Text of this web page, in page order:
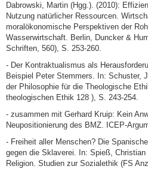
Dabrowski, Martin (Hgg.). (2010):
Nutzung natürlicher Ressourcen.
moralökonomische Perspektiven der
Wasserwirtschaft. Berlin, Duncker &
Schriften, 560), S. 253-260.
- Der Kontraktualismus als
Beispiel Peter Stemmers. In: Schuster,
der Philosophie für die Theologische
theologischen Ethik 128 ), S. 243-254.
- zusammen mit Gerhard Kruip: Kein
Neupositionierung des BMZ. ICEP-
- Freiheit aller Menschen? Die
gegen die Sklaverei. In: Spieß,
Religion. Studien zur Sozialethik (FS